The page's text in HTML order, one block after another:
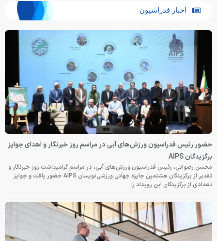
اخبار فدراسیون
حضور رئیس فدراسیون ورزش‌های آبی در مراسم روز خبرنگار و اهدای جوایز
برگزیدگان AIPS
محسن رضوانی، رئیس فدراسیون ورزش‌های آبی، در مراسم گرامیداشت روز خبرنگار و
تقدیر از برگزیدگان هشتمین جایزه جهانی ورزشی‌نویسان AIPS حضور یافت و جوایز
تعدادی از برگزیدگان این رویداد را